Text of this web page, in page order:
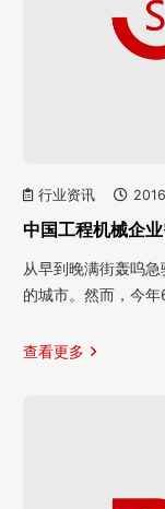
行业资讯
中国工程机械企
从早到晚满街轰呜
的城市。然而，今
查看更多